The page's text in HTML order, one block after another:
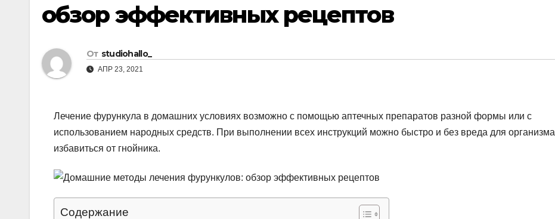
обзор эффективных рецептов
От studiohallo_
АПР 23, 2021
Лечение фурункула в домашних условиях возможно с помощью аптечных препаратов разной формы или с
использованием народных средств. При выполнении всех инструкций можно быстро и без вреда для организма
избавиться от гнойника.
Содержание